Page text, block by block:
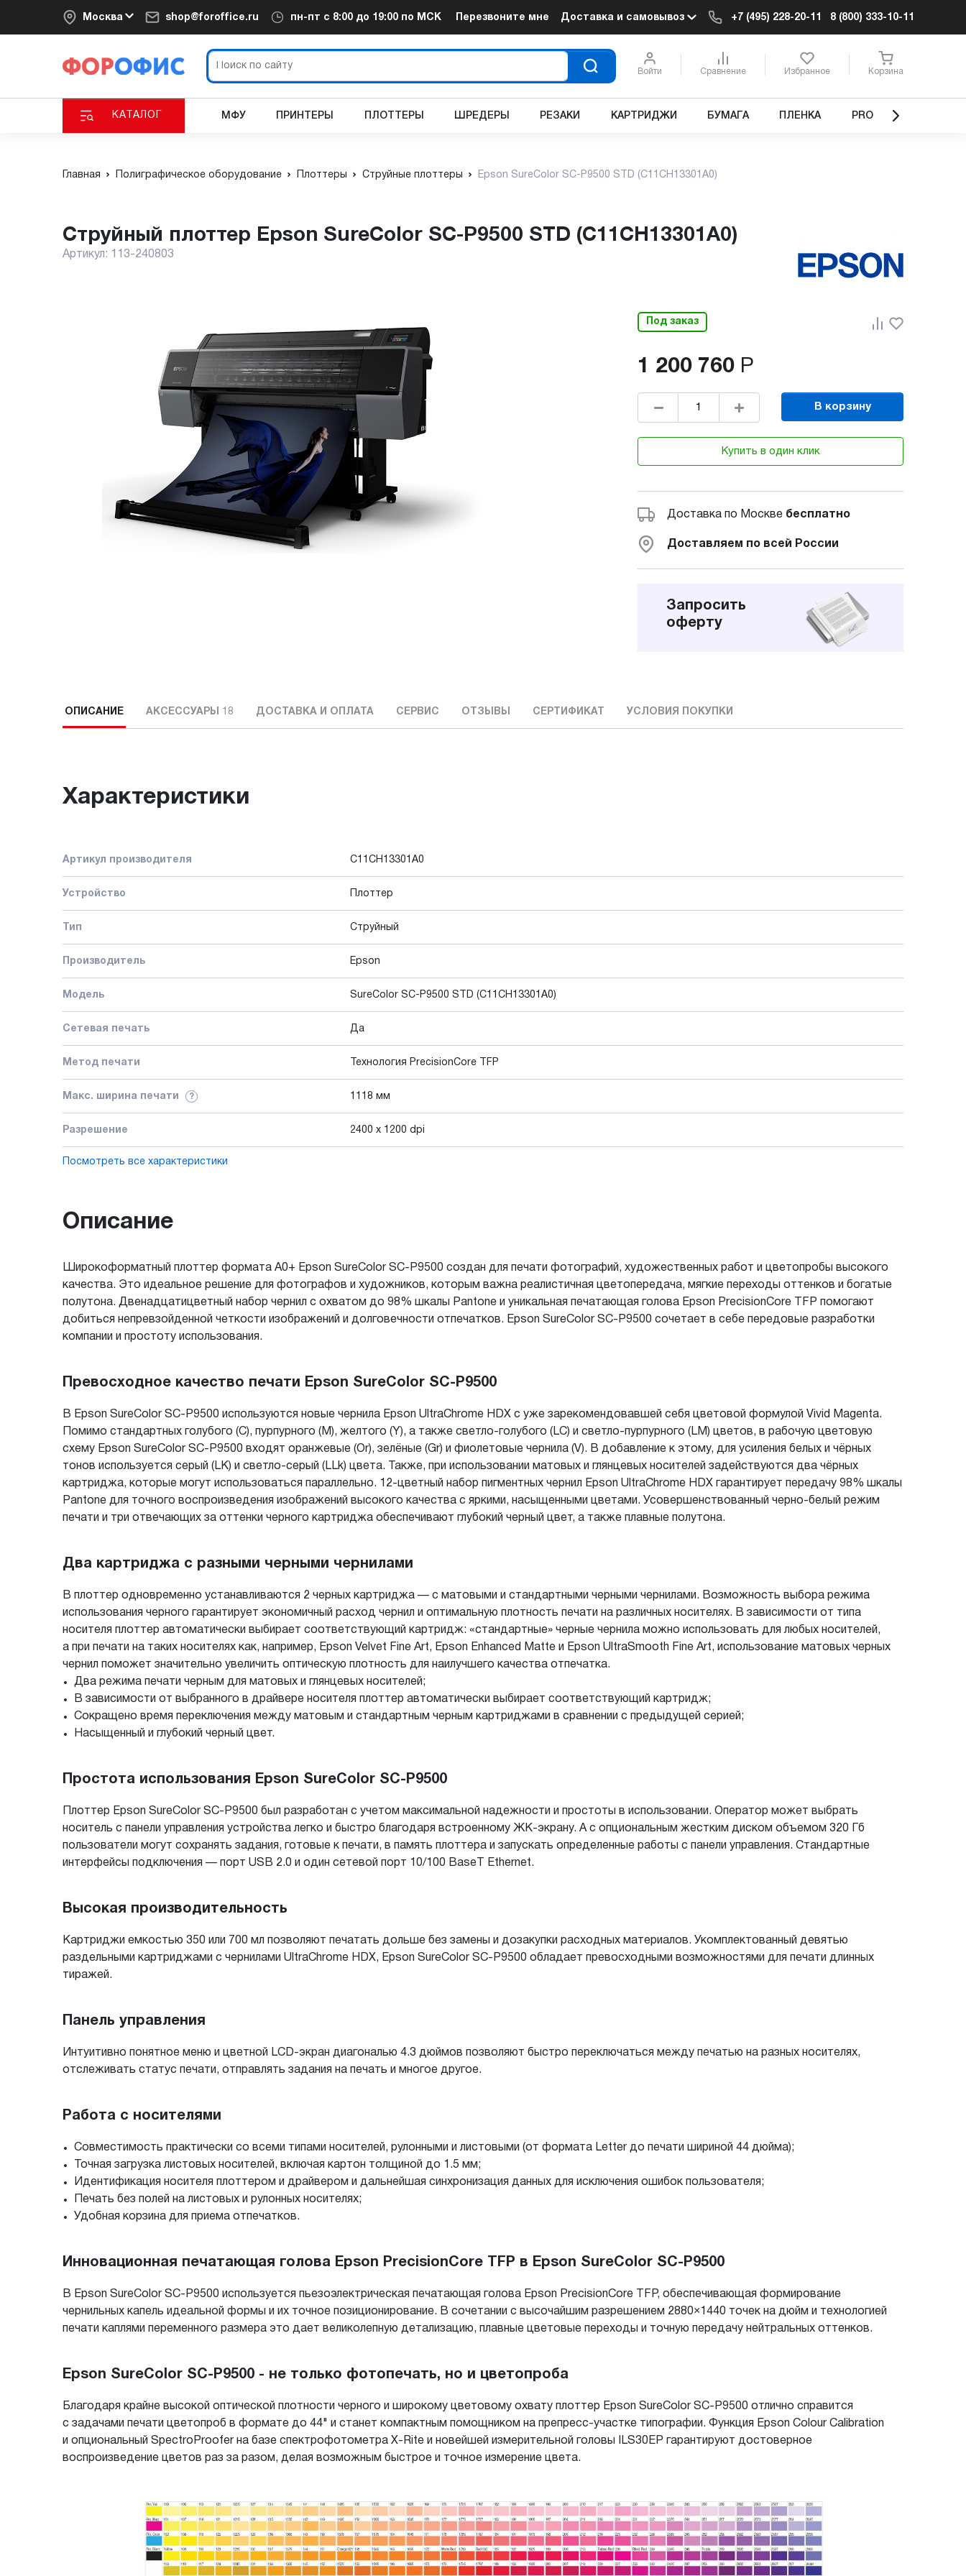
Москва shop@foroffice.ru пн-пт с 8:00 до 19:00 по МСК Перезвоните мне Доставка и самовывоз +7 (495) 228-20-11 8 (800) 333-10-11
Войти Сравнение Избранное Корзина
КАТАЛОГ МФУ ПРИНТЕРЫ ПЛОТТЕРЫ ШРЕДЕРЫ РЕЗАКИ КАРТРИДЖИ БУМАГА ПЛЕНКА PRO
Главная Полиграфическое оборудование Плоттеры Струйные плоттеры Epson SureColor SC-P9500 STD (C11CH13301A0)
Струйный плоттер Epson SureColor SC-P9500 STD (C11CH13301A0)
Артикул: 113-240803
Под заказ
1 200 760 Р
В корзину
Купить в один клик
Доставка по Москве бесплатно
Доставляем по всей России
Запросить
оферту
ОПИСАНИЕ АКСЕССУАРЫ 18 ДОСТАВКА И ОПЛАТА СЕРВИС ОТЗЫВЫ СЕРТИФИКАТ УСЛОВИЯ ПОКУПКИ
Характеристики
Артикул производителя C11CH13301A0
Устройство Плоттер
Тип Струйный
Производитель Epson
Модель SureColor SC-P9500 STD (C11CH13301A0)
Сетевая печать Да
Метод печати Технология PrecisionCore TFP
Макс. ширина печати ? 1118 мм
Разрешение 2400 x 1200 dpi
Посмотреть все характеристики
Описание
Широкоформатный плоттер формата А0+ Epson SureColor SC-P9500 создан для печати фотографий, художественных работ и цветопробы высокого
качества. Это идеальное решение для фотографов и художников, которым важна реалистичная цветопередача, мягкие переходы оттенков и богатые
полутона. Двенадцатицветный набор чернил с охватом до 98% шкалы Pantone и уникальная печатающая голова Epson PrecisionCore TFP помогают
добиться непревзойденной четкости изображений и долговечности отпечатков. Epson SureColor SC-P9500 сочетает в себе передовые разработки
компании и простоту использования.
Превосходное качество печати Epson SureColor SC-P9500
В Epson SureColor SC-P9500 используются новые чернила Epson UltraChrome HDX с уже зарекомендовавшей себя цветовой формулой Vivid Magenta.
Помимо стандартных голубого (C), пурпурного (M), желтого (Y), а также светло-голубого (LC) и светло-пурпурного (LM) цветов, в рабочую цветовую
схему Epson SureColor SC-P9500 входят оранжевые (Or), зелёные (Gr) и фиолетовые чернила (V). В добавление к этому, для усиления белых и чёрных
тонов используется серый (LK) и светло-серый (LLk) цвета. Также, при использовании матовых и глянцевых носителей задействуются два чёрных
картриджа, которые могут использоваться параллельно. 12-цветный набор пигментных чернил Epson UltraChrome HDX гарантирует передачу 98% шкалы
Pantone для точного воспроизведения изображений высокого качества с яркими, насыщенными цветами. Усовершенствованный черно-белый режим
печати и три отвечающих за оттенки черного картриджа обеспечивают глубокий черный цвет, а также плавные полутона.
Два картриджа с разными черными чернилами
В плоттер одновременно устанавливаются 2 черных картриджа — с матовыми и стандартными черными чернилами. Возможность выбора режима
использования черного гарантирует экономичный расход чернил и оптимальную плотность печати на различных носителях. В зависимости от типа
носителя плоттер автоматически выбирает соответствующий картридж: «стандартные» черные чернила можно использовать для любых носителей,
а при печати на таких носителях как, например, Epson Velvet Fine Art, Epson Enhanced Matte и Epson UltraSmooth Fine Art, использование матовых черных
чернил поможет значительно увеличить оптическую плотность для наилучшего качества отпечатка.
Два режима печати черным для матовых и глянцевых носителей;
В зависимости от выбранного в драйвере носителя плоттер автоматически выбирает соответствующий картридж;
Сокращено время переключения между матовым и стандартным черным картриджами в сравнении с предыдущей серией;
Насыщенный и глубокий черный цвет.
Простота использования Epson SureColor SC-P9500
Плоттер Epson SureColor SC-P9500 был разработан с учетом максимальной надежности и простоты в использовании. Оператор может выбрать
носитель с панели управления устройства легко и быстро благодаря встроенному ЖК-экрану. А с опциональным жестким диском объемом 320 Гб
пользователи могут сохранять задания, готовые к печати, в память плоттера и запускать определенные работы с панели управления. Стандартные
интерфейсы подключения — порт USB 2.0 и один сетевой порт 10/100 BaseT Ethernet.
Высокая производительность
Картриджи емкостью 350 или 700 мл позволяют печатать дольше без замены и дозакупки расходных материалов. Укомплектованный девятью
раздельными картриджами с чернилами UltraChrome HDX, Epson SureColor SC-P9500 обладает превосходными возможностями для печати длинных
тиражей.
Панель управления
Интуитивно понятное меню и цветной LCD-экран диагональю 4.3 дюймов позволяют быстро переключаться между печатью на разных носителях,
отслеживать статус печати, отправлять задания на печать и многое другое.
Работа с носителями
Совместимость практически со всеми типами носителей, рулонными и листовыми (от формата Letter до печати шириной 44 дюйма);
Точная загрузка листовых носителей, включая картон толщиной до 1.5 мм;
Идентификация носителя плоттером и драйвером и дальнейшая синхронизация данных для исключения ошибок пользователя;
Печать без полей на листовых и рулонных носителях;
Удобная корзина для приема отпечатков.
Инновационная печатающая голова Epson PrecisionCore TFP в Epson SureColor SC-P9500
В Epson SureColor SC-P9500 используется пьезоэлектрическая печатающая голова Epson PrecisionCore TFP, обеспечивающая формирование
чернильных капель идеальной формы и их точное позиционирование. В сочетании с высочайшим разрешением 2880×1440 точек на дюйм и технологией
печати каплями переменного размера это дает великолепную детализацию, плавные цветовые переходы и точную передачу нейтральных оттенков.
Epson SureColor SC-P9500 - не только фотопечать, но и цветопроба
Благодаря крайне высокой оптической плотности черного и широкому цветовому охвату плоттер Epson SureColor SC-P9500 отлично справится
с задачами печати цветопроб в формате до 44" и станет компактным помощником на препресс-участке типографии. Функция Epson Colour Calibration
и опциональный SpectroProofer на базе спектрофотометра X-Rite и новейшей измерительной головы ILS30EP гарантируют достоверное
воспроизведение цветов раз за разом, делая возможным быстрое и точное измерение цвета.